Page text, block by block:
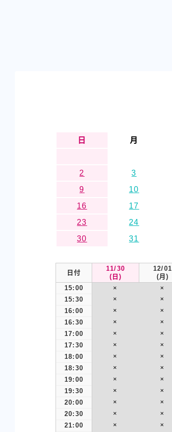
日
月
2
3
9
10
16
17
23
24
30
31
日付
11/30
(日)
12/01
(月)
15:00
× ×
15:30
× ×
16:00
× ×
16:30
× ×
17:00
× ×
17:30
× ×
18:00
× ×
18:30
× ×
19:00
× ×
19:30
× ×
20:00
× ×
20:30
× ×
21:00
× ×